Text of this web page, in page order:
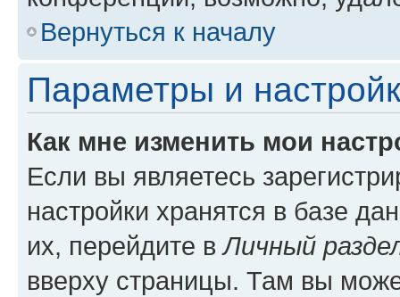
Вернуться к началу
Параметры и
Как мне изменить мои
Если вы являетесь
настройки хранятся в базе
их, перейдите вЛичный
вверху страницы. Там вы